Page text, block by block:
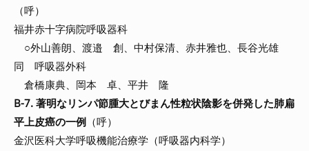
（呼）
福井赤十字病院呼吸器科
○外山善朗、渡邉 創、中村保清、赤井雅也、長谷光雄
同 呼吸器外科
倉橋康典、岡本 卓、平井 隆
B-7. 著明なリンパ節腫大とびまん性粒状陰影を併発した肺扁
平上皮癌の一例 （呼）
金沢医科大学呼吸機能治療学（呼吸器内科学）